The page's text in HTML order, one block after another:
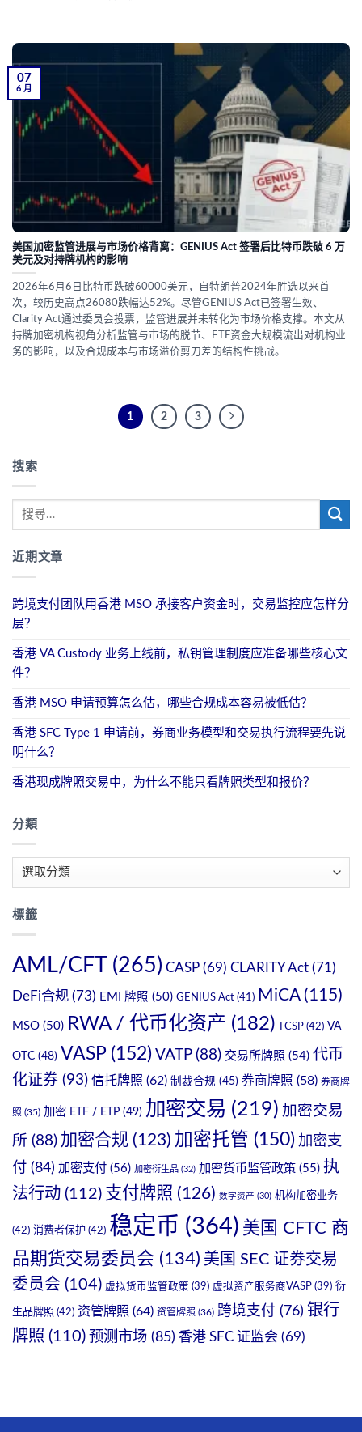
搜索
近期文章
跨境支付团队用香港 MSO 承接客户资金时，交易监控应怎样分
层？
香港 VA Custody 业务上线前，私钥管理制度应准备哪些核心文
件？
香港 MSO 申请预算怎么估，哪些合规成本容易被低估？
香港 SFC Type 1 申请前，券商业务模型和交易执行流程要先说
明什么？
香港现成牌照交易中，为什么不能只看牌照类型和报价？
分類
標籤
AML/CFT (265) CASP (69) CLARITY Act (71)
DeFi合规 (73) EMI 牌照 (50) GENIUS Act (41) MiCA(115)
MSO (50) RWA / 代币化资产 (182) TCSP (42) VA
OTC (48) VASP (152) VATP(88) 交易所牌照 (54) 代币
化证券 (93) 信托牌照 (62) 制裁合规 (45) 券商牌照 (58) 券商牌
照 (35) 加密 ETF / ETP (49) 加密交易 (219) 加密交易
所 (88) 加密合规 (123) 加密托管 (150) 加密支
付 (84) 加密支付 (56) 加密衍生品 (32) 加密货币监管政策 (55) 执
法行动 (112) 支付牌照 (126) 数字资产 (30) 机构加密业务
(42) 消费者保护 (42) 稳定币 (364) 美国 CFTC 商
品期货交易委员会 (134) 美国 SEC 证券交易
委员会 (104) 虚拟货币监管政策 (39) 虚拟资产服务商VASP (39) 衍
生品牌照 (42) 资管牌照 (64) 资管牌照 (36) 跨境支付 (76) 银行
牌照 (110) 预测市场 (85) 香港 SFC 证监会 (69)
美国加密监管进展与市场价格背离：GENIUS Act 签署后比特币跌破 6 万
美元及对持牌机构的影响
2026年6月6日比特币跌破60000美元，自特朗普2024年胜选以来首
次，较历史高点26080跌幅达52%。尽管GENIUS Act已签署生效、
Clarity Act通过委员会投票，监管进展并未转化为市场价格支撑。本文从
持牌加密机构视角分析监管与市场的脱节、ETF资金大规模流出对机构业
务的影响，以及合规成本与市场溢价剪刀差的结构性挑战。
07
6 月
1 2 3